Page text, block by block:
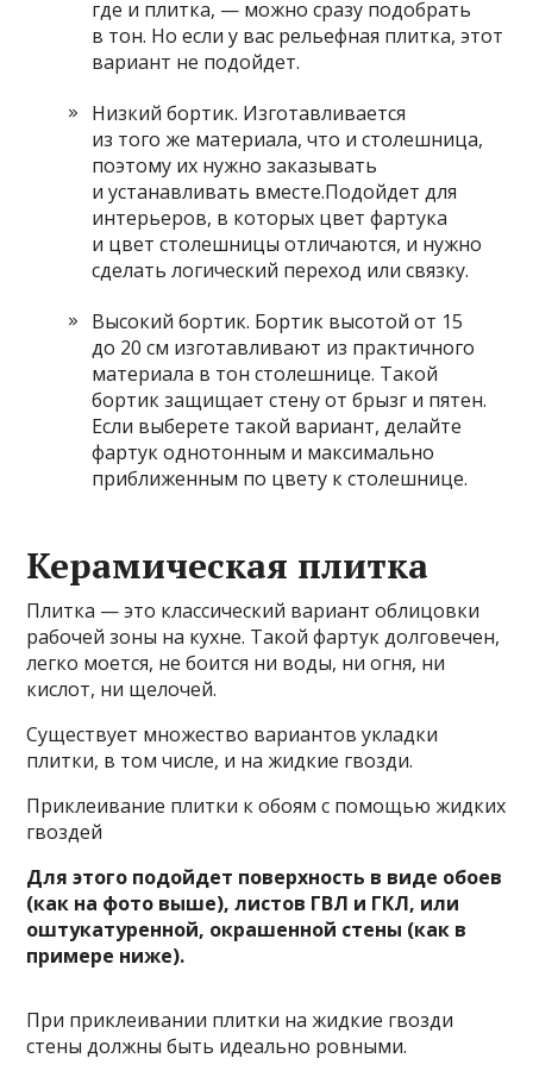
где и плитка, — можно сразу подобрать
в тон. Но если у вас рельефная плитка, этот
вариант не подойдет.
Низкий бортик. Изготавливается
из того же материала, что и столешница,
поэтому их нужно заказывать
и устанавливать вместе.Подойдет для
интерьеров, в которых цвет фартука
и цвет столешницы отличаются, и нужно
сделать логический переход или связку.
Высокий бортик. Бортик высотой от 15
до 20 см изготавливают из практичного
материала в тон столешнице. Такой
бортик защищает стену от брызг и пятен.
Если выберете такой вариант, делайте
фартук однотонным и максимально
приближенным по цвету к столешнице.
Керамическая плитка
Плитка — это классический вариант облицовки
рабочей зоны на кухне. Такой фартук долговечен,
легко моется, не боится ни воды, ни огня, ни
кислот, ни щелочей.
Существует множество вариантов укладки
плитки, в том числе, и на жидкие гвозди.
Приклеивание плитки к обоям с помощью жидких
гвоздей
Для этого подойдет поверхность в виде обоев
(как на фото выше), листов ГВЛ и ГКЛ, или
оштукатуренной, окрашенной стены (как в
примере ниже).
При приклеивании плитки на жидкие гвозди
стены должны быть идеально ровными.